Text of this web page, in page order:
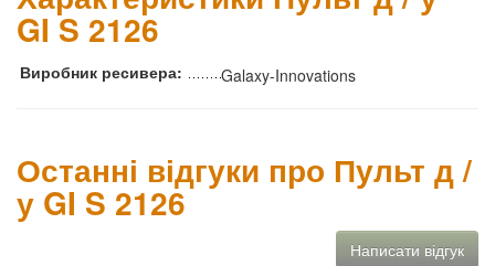
GI S 2126
Виробник ресивера: Galaxy-Innovations
Останні відгуки про Пульт д /
у GI S 2126
Написати відгук